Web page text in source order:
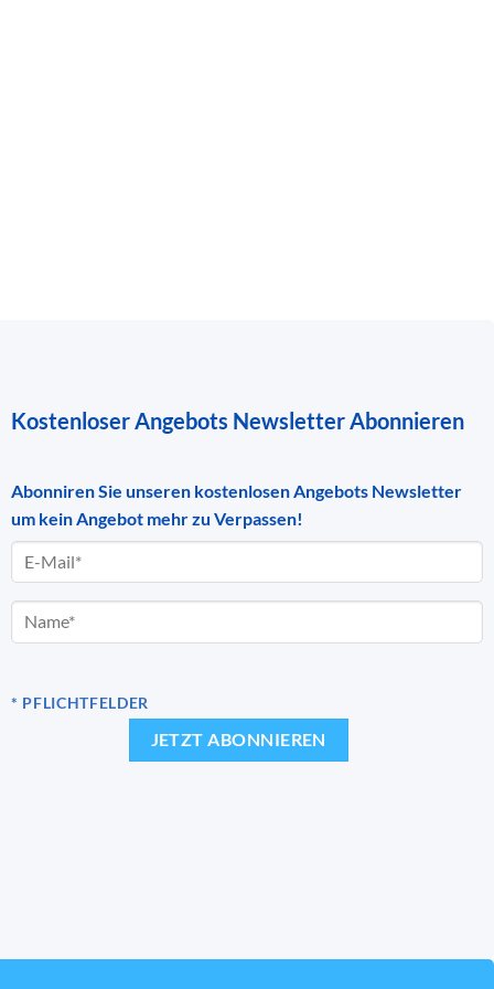
Kostenloser Angebots Newsletter Abonnieren
Abonniren Sie unseren kostenlosen Angebots Newsletter
um kein Angebot mehr zu Verpassen!
* PFLICHTFELDER